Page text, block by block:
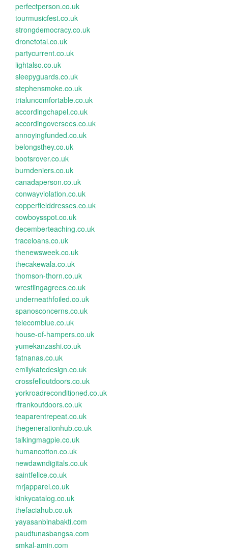
perfectperson.co.uk
tourmusicfest.co.uk
strongdemocracy.co.uk
dronetotal.co.uk
partycurrent.co.uk
lightalso.co.uk
sleepyguards.co.uk
stephensmoke.co.uk
trialuncomfortable.co.uk
accordingchapel.co.uk
accordingoversees.co.uk
annoyingfunded.co.uk
belongsthey.co.uk
bootsrover.co.uk
burndeniers.co.uk
canadaperson.co.uk
conwayviolation.co.uk
copperfielddresses.co.uk
cowboysspot.co.uk
decemberteaching.co.uk
traceloans.co.uk
thenewsweek.co.uk
thecakewala.co.uk
thomson-thorn.co.uk
wrestlingagrees.co.uk
underneathfoiled.co.uk
spanosconcerns.co.uk
telecomblue.co.uk
house-of-hampers.co.uk
yumekanzashi.co.uk
fatnanas.co.uk
emilykatedesign.co.uk
crossfelloutdoors.co.uk
yorkroadreconditioned.co.uk
rfrankoutdoors.co.uk
teaparentrepeat.co.uk
thegenerationhub.co.uk
talkingmagpie.co.uk
humancotton.co.uk
newdawndigitals.co.uk
saintfelice.co.uk
mrjapparel.co.uk
kinkycatalog.co.uk
thefaciahub.co.uk
yayasanbinabakti.com
paudtunasbangsa.com
smkal-amin.com